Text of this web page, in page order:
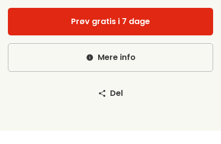
Prøv gratis i 7 dage
Mere info
Del